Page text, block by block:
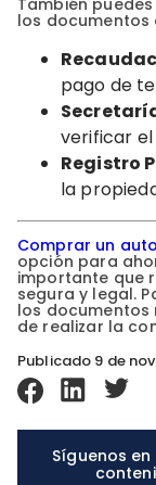
los documentos
pago de
verificar
Registro
la
Comprar un
opción para
importante que
segura y legal.
los documentos
de realizar la
Publicado 9 de
Síguenos